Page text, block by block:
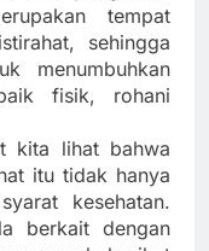
tempat
sehingga
menumbuhkan
fisik, rohani
kita lihat bahwa
itu tidak hanya
kesehatan.
berkait dengan